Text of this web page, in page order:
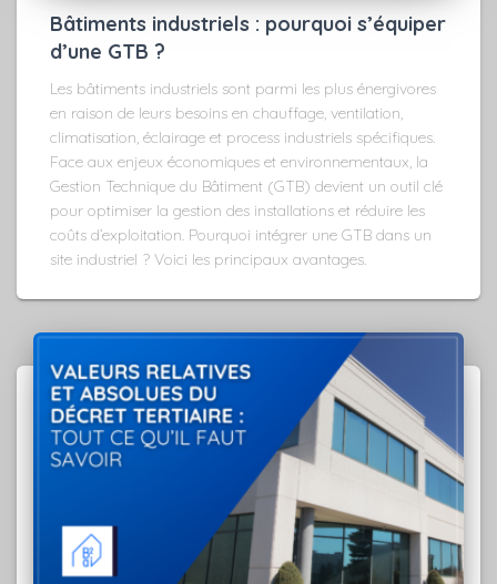
Bâtiments industriels : pourquoi s’équiper
d’une GTB ?
Les bâtiments industriels sont parmi les plus énergivores
en raison de leurs besoins en chauffage, ventilation,
climatisation, éclairage et process industriels spécifiques.
Face aux enjeux économiques et environnementaux, la
Gestion Technique du Bâtiment (GTB) devient un outil clé
pour optimiser la gestion des installations et réduire les
coûts d’exploitation. Pourquoi intégrer une GTB dans un
site industriel ? Voici les principaux avantages.